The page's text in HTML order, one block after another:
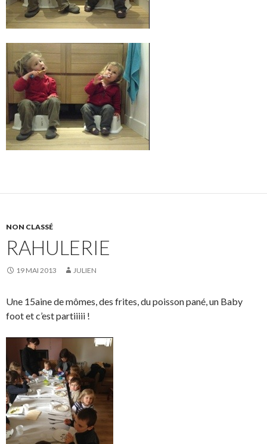
NON CLASSÉ
RAHULERIE
19 MAI 2013 JULIEN
Une 15aine de mômes, des frites, du poisson pané, un Baby
foot et c’est partiiiii !